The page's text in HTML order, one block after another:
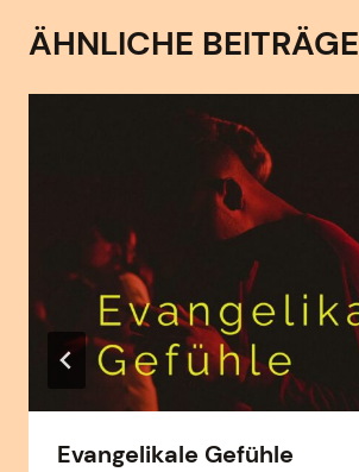
ÄHNLICHE BEITRÄGE
Evangelikale Gefühle